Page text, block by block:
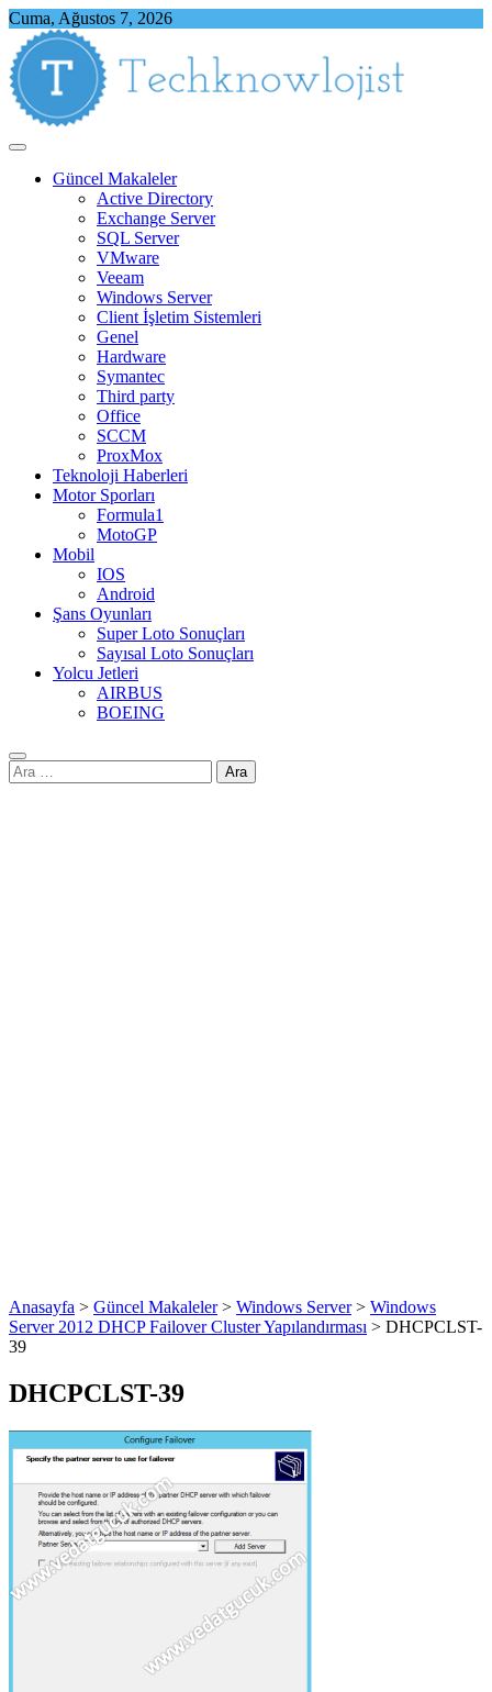
Skip
content
Cuma, Ağustos 7, 2026
Güncel Makaleler
Active Directory
Exchange Server
SQL Server
VMware
Veeam
Windows Server
Client İşletim Sistemleri
Genel
Hardware
Symantec
Third party
Office
SCCM
ProxMox
Teknoloji Haberleri
Motor Sporları
Formula1
MotoGP
Mobil
IOS
Android
Şans Oyunları
Super Loto Sonuçları
Sayısal Loto Sonuçları
Yolcu Jetleri
AIRBUS
BOEING
Arama:
Anasayfa > Güncel Makaleler> Windows Server> Windows
Server 2012 DHCP Failover Cluster Yapılandırması > DHCPCLST-
39
DHCPCLST-39